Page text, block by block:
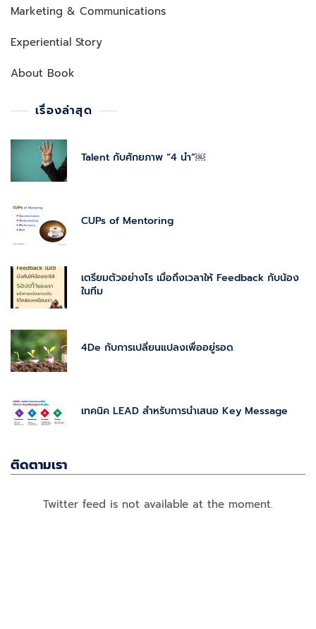
Marketing & Communications
Experiential Story
About Book
เรื่องล่าสุด
Talent กับศักยภาพ “4 นำ”￼
CUPs of Mentoring
เตรียมตัวอย่างไร เมื่อถึงเวลาให้ Feedback กับน้อง
ในทีม
4De กับการเปลี่ยนแปลงเพื่ออยู่รอด
เทคนิค LEAD สำหรับการนำเสนอ Key Message
ติดตามเรา
Twitter feed is not available at the moment.